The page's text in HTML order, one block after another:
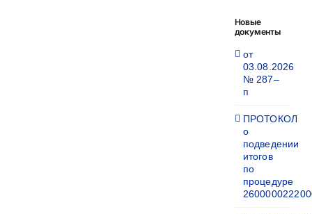
Новые
документы
от
03.08.2026
№ 287–
п
ПРОТОКОЛ
о
подведении
итогов
по
процедуре